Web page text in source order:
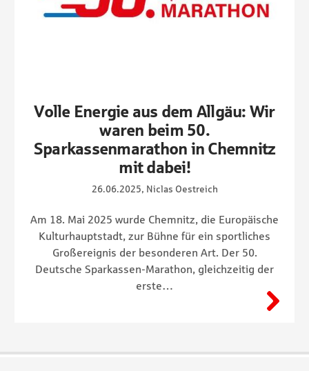
Volle Energie aus dem Allgäu: Wir
waren beim 50.
Sparkassenmarathon in Chemnitz
mit dabei!
26.06.2025, Niclas Oestreich
Am 18. Mai 2025 wurde Chemnitz, die Europäische
Kulturhauptstadt, zur Bühne für ein sportliches
Großereignis der besonderen Art. Der 50.
Deutsche Sparkassen-Marathon, gleichzeitig der
erste…